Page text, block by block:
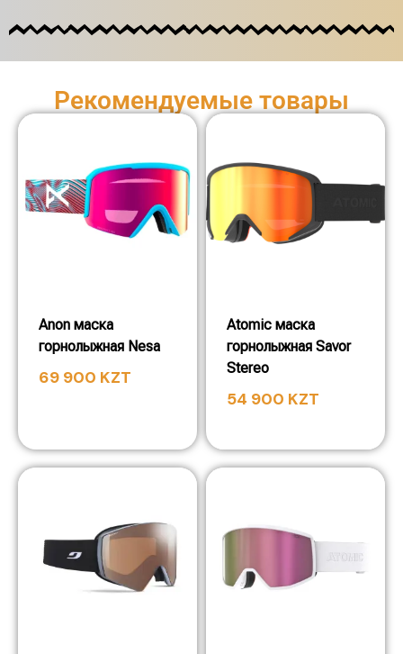
Рекомендуемые товары
Anon маска
горнолыжная Nesa
69 900 KZT
Atomic маска
горнолыжная Savor
Stereo
54 900 KZT